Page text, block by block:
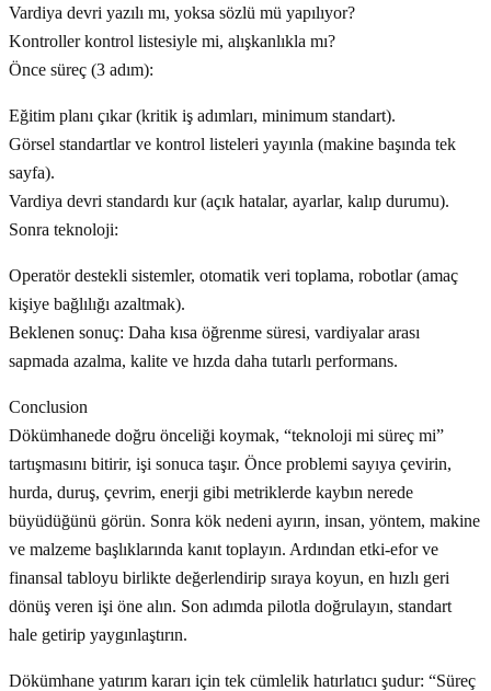
Vardiya devri yazılı mı, yoksa sözlü mü yapılıyor?
Kontroller kontrol listesiyle mi, alışkanlıkla mı?
Önce süreç (3 adım):
Eğitim planı çıkar (kritik iş adımları, minimum standart).
Görsel standartlar ve kontrol listeleri yayınla (makine başında tek
sayfa).
Vardiya devri standardı kur (açık hatalar, ayarlar, kalıp durumu).
Sonra teknoloji:
Operatör destekli sistemler, otomatik veri toplama, robotlar (amaç
kişiye bağlılığı azaltmak).
Beklenen sonuç: Daha kısa öğrenme süresi, vardiyalar arası
sapmada azalma, kalite ve hızda daha tutarlı performans.
Conclusion
Dökümhanede doğru önceliği koymak, “teknoloji mi süreç mi”
tartışmasını bitirir, işi sonuca taşır. Önce problemi sayıya çevirin,
hurda, duruş, çevrim, enerji gibi metriklerde kaybın nerede
büyüdüğünü görün. Sonra kök nedeni ayırın, insan, yöntem, makine
ve malzeme başlıklarında kanıt toplayın. Ardından etki-efor ve
finansal tabloyu birlikte değerlendirip sıraya koyun, en hızlı geri
dönüş veren işi öne alın. Son adımda pilotla doğrulayın, standart
hale getirip yaygınlaştırın.
Dökümhane yatırım kararı için tek cümlelik hatırlatıcı şudur: “Süreç